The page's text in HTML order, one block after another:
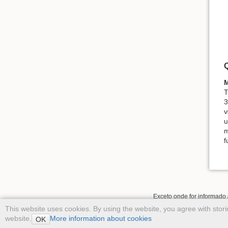
This website uses cookies. By using the website, you agree with
website. OK More information about cookies
Exceto onde for